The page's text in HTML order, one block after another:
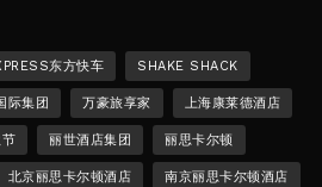
东方快车 SHAKE SHACK
际集团 万豪旅享家 上海康莱德酒店
丽世酒店集团 丽思卡尔顿
北京丽思卡尔顿酒店 南京丽思卡尔顿酒店